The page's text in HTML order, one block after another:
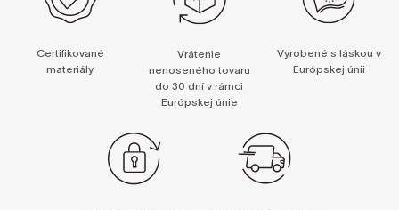
Certifikované
materiály
Vrátenie
nenoseného tovaru
do 30 dní v rámci
Európskej únie
Vyrobené s láskou v
Európskej únii